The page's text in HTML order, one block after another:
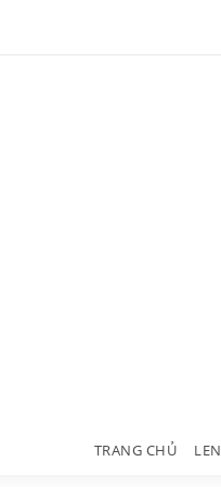
TRANG CHỦ